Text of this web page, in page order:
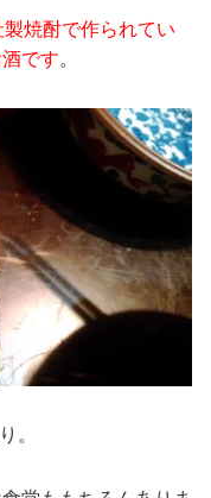
焼酎で作られてい
です。
。